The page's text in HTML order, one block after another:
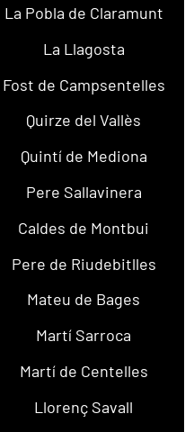
La Pobla de Claramunt
La Llagosta
Fost de Campsentelles
Quirze del Vallès
Quintí de Mediona
Pere Sallavinera
Caldes de Montbui
Pere de Riudebitlles
Mateu de Bages
Martí Sarroca
Martí de Centelles
Llorenç Savall